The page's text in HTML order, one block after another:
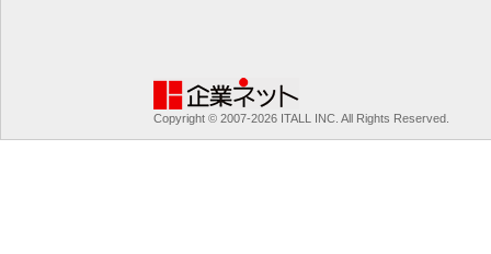
Copyright © 2007-2026 ITALL INC. All Rights Reserved.